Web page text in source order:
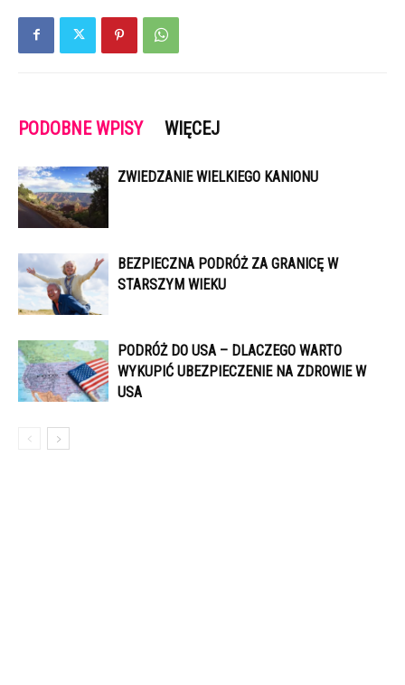
PODOBNE WPISY WIĘCEJ
ZWIEDZANIE WIELKIEGO KANIONU
BEZPIECZNA PODRÓŻ ZA GRANICĘ W
STARSZYM WIEKU
PODRÓŻ DO USA – DLACZEGO WARTO
WYKUPIĆ UBEZPIECZENIE NA ZDROWIE W
USA